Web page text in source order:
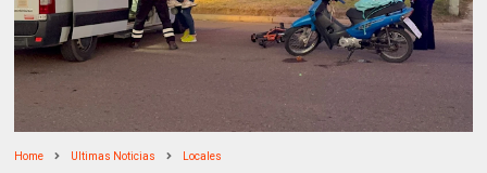
Home Ultimas Noticias Locales